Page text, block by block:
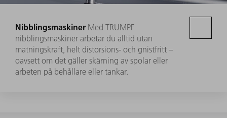
Nibblingsmaskiner Med TRUMPF
nibblingsmaskiner arbetar du alltid utan
matningskraft, helt distorsions- och gnistfritt –
oavsett om det gäller skärning av spolar eller
arbeten på behållare eller tankar.